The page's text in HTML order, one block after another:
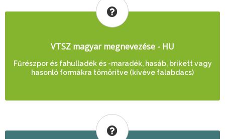
VTSZ magyar megnevezése - HU
Fűrészpor és fahulladék és -maradék, hasáb, brikett vagy
hasonló formákra tömörítve (kivéve falabdacs)